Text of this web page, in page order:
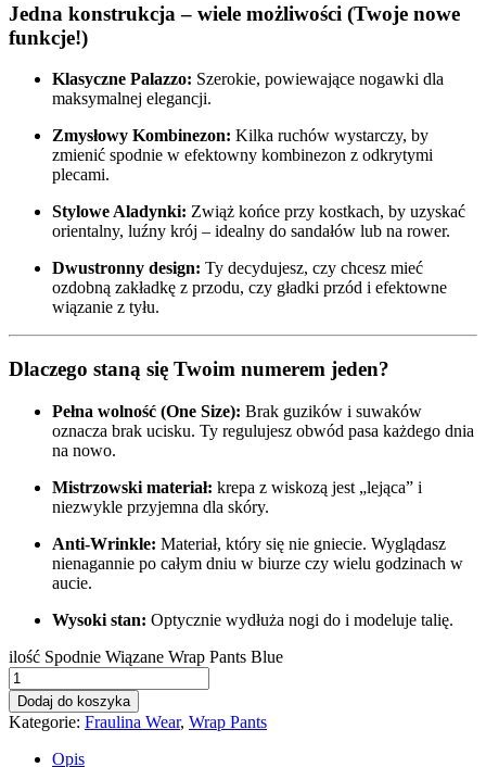
Jedna konstrukcja – wiele możliwości (Twoje nowe
funkcje!)
Klasyczne Palazzo: Szerokie, powiewające nogawki dla
maksymalnej elegancji.
Zmysłowy Kombinezon: Kilka ruchów wystarczy, by
zmienić spodnie w efektowny kombinezon z odkrytymi
plecami.
Stylowe Aladynki: Zwiąż końce przy kostkach, by uzyskać
orientalny, luźny krój – idealny do sandałów lub na rower.
Dwustronny design: Ty decydujesz, czy chcesz mieć
ozdobną zakładkę z przodu, czy gładki przód i efektowne
wiązanie z tyłu.
Dlaczego staną się Twoim numerem jeden?
Pełna wolność (One Size): Brak guzików i suwaków
oznacza brak ucisku. Ty regulujesz obwód pasa każdego dnia
na nowo.
Mistrzowski materiał: krepa z wiskozą jest „lejąca” i
niezwykle przyjemna dla skóry.
Anti-Wrinkle: Materiał, który się nie gniecie. Wyglądasz
nienagannie po całym dniu w biurze czy wielu godzinach w
aucie.
Wysoki stan: Optycznie wydłuża nogi do i modeluje talię.
ilość Spodnie Wiązane Wrap Pants Blue
Dodaj do koszyka
Kategorie: Fraulina Wear, Wrap Pants
Opis